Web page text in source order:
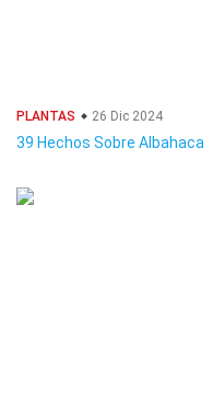
PLANTAS 26 Dic 2024
39 Hechos Sobre Albahaca